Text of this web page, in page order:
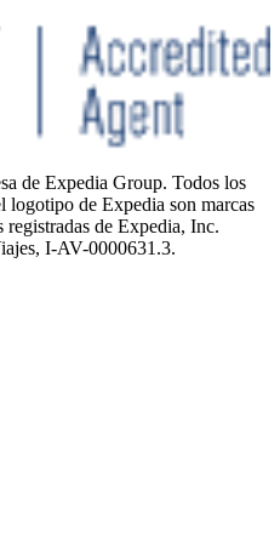
de Expedia Group. Todos los
logotipo de Expedia son marcas
registradas de Expedia, Inc.
I-AV-0000631.3.